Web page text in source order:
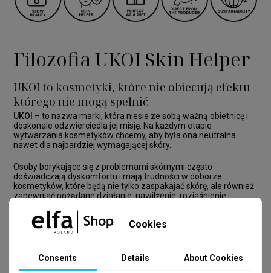
Filozofia UKOI Skin Helper
UKOI to kosmetyki, które nie obiecują efektu
którego nie mogą spełnić
UKOI – to nazwa marki, która niesie ze sobą ważną obietnicę i
doskonale odzwierciedla jej misję. Na każdym etapie
wytwarzania kosmetyków chcemy, aby była ona neutralna
nawet dla najbardziej wymagającej skóry.
Osoby borykające się z problemami skórnymi często
doświadczają dyskomfortu i mają trudności w doborze
kosmetyków, które będą nie tylko zaspakajać skórę, ale również
zapewniać pożądane działanie: nawilżenie, rozjaśnienie,
efekty anti-aging na różnych etapach naszego dojrzewania.
Podstawą liniiUKOI Skin Helper
się skóry poprzez codzienną, świadomą pielęgnację.
Cookies
Consents Details About Cookies